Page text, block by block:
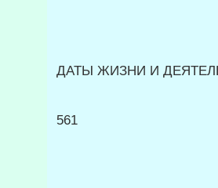
ДАТЫ ЖИЗНИ И
561